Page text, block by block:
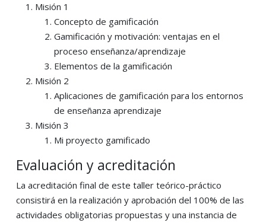
Misión 1
Concepto de gamificación
Gamificación y motivación: ventajas en el
proceso enseñanza/aprendizaje
Elementos de la gamificación
Misión 2
Aplicaciones de gamificación para los entornos
de enseñanza aprendizaje
Misión 3
Mi proyecto gamificado
Evaluación y acreditación
La acreditación final de este taller teórico-práctico
consistirá en la realización y aprobación del 100% de las
actividades obligatorias propuestas y una instancia de